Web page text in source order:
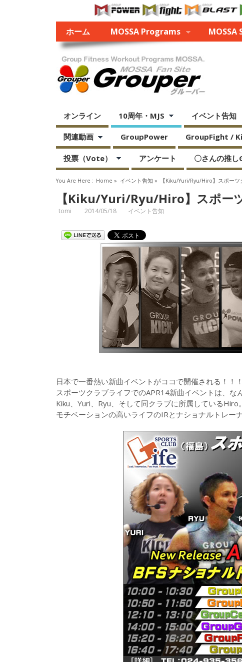
ホーム MOSSA Programs MOSSA
オンライン 10周年・MJS イベント告知
関連動画 GroupPower GroupFight /
投票（Vote） アンケート 〇さんの推
You Are Here : Home » イベント告知 » 【Kiku/Yuri/Ryu/Hiro】スポーツ
【Kiku/Yuri/Ryu/Hiro】スポー
tomi 2014/05/18 イベント告知
日本で一番熱い新曲イベントがココで開催される！！！
スポーツクラブライフでのAPR14新曲イベントは、な
Kiku、Yuri、Ryu、そして同クラブに所属しているHiro。
モチベーションの高いライフのIRとナショナルトレー